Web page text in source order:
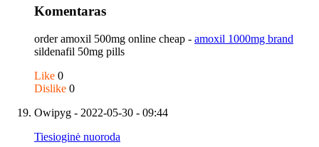
Komentaras
order amoxil 500mg online cheap - amoxil 1000mg brand
sildenafil 50mg pills
Like 0
Dislike 0
Owipyg - 2022-05-30 - 09:44
Tiesioginė nuoroda